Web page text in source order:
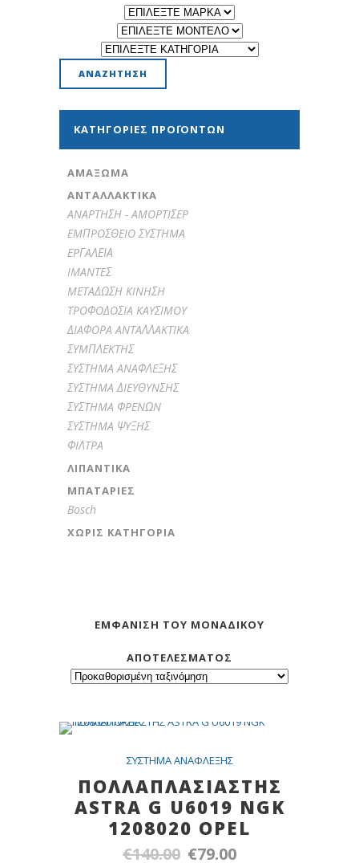
ΚΑΤΗΓΟΡΊΕΣ ΠΡΟΪΌΝΤΩΝ
ΑΜΆΞΩΜΑ
ΑΝΤΑΛΛΑΚΤΙΚΑ
ANAPTHΣH - AMOPTIΣEP
EMΠPOΣΘEIO ΣYΣTHMA
EPΓAΛΕΙΑ
IMANTEΣ
METAΔΩΣH KINHΣH
TPOΦOΔOΣIA KAYΣIMOY
ΔIAΦOPA ANTAΛΛAKTIKA
ΣYMΠΛEKTHΣ
ΣYΣTHMA ANAΦΛEΞHΣ
ΣYΣTHMA ΔIEYΘYNΣHΣ
ΣYΣTHMA ΦPENΩN
ΣYΣTHMA ΨYΞHΣ
ΦIΛTPA
ΛΙΠΑΝΤΙΚΆ
ΜΠΑΤΑΡΊΕΣ
Bosch
ΧΩΡΊΣ ΚΑΤΗΓΟΡΊΑ
ΕΜΦΆΝΙΣΗ ΤΟΥ ΜΟΝΑΔΙΚΟΎ
ΑΠΟΤΕΛΈΣΜΑΤΟΣ
ΣYΣTHMA ANAΦΛEΞHΣ
ΠΟΛΛΑΠΛΑΣΙΑΣΤΗΣ
ASTRA G U6019 NGK
1208020 OPEL
€140.00 Original
€79.00Η